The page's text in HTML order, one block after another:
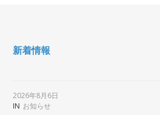
新着情報
2026年8月6日
IN お知らせ